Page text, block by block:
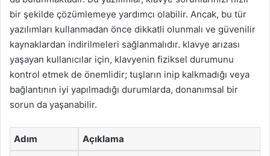
bir şekilde çözümlemeye yardımcı olabilir. Ancak, bu tür
yazılımları kullanmadan önce dikkatli olunmalı ve güvenilir
kaynaklardan indirilmeleri sağlanmalıdır. klavye arızası
yaşayan kullanıcılar için, klavyenin fiziksel durumunu
kontrol etmek de önemlidir; tuşların inip kalkmadığı veya
bağlantının iyi yapılmadığı durumlarda, donanımsal bir
sorun da yaşanabilir.
Adım Açıklama